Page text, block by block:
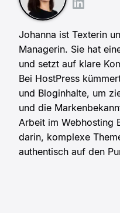
Johanna ist Texterin
Managerin. Sie hat
und setzt auf klare
Bei HostPress
und Bloginhalte, um
und die
Arbeit im Webhosting
darin, komplexe
authentisch auf den